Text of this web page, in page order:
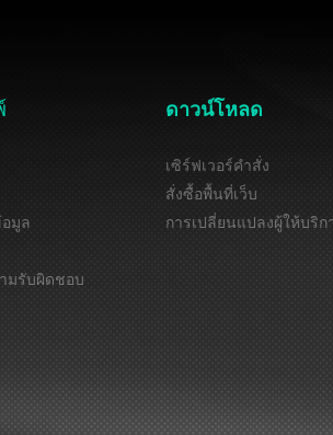
มูล
มรับผิดชอบ
ดาวน์โหลด
เซิร์ฟเวอร์คำสั่ง
สั่งซื้อพื้นที่เว็บ
การเปลี่ยนแปลงผู้ให้บริก